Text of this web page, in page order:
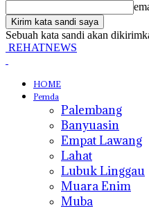
Sebuah kata sandi akan
REHATNEWS
HOME
Pemda
Palembang
Banyuasin
Empat Lawang
Lahat
Lubuk Linggau
Muara Enim
Muba